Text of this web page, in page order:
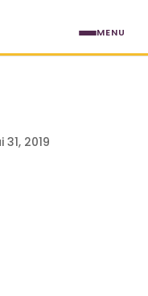
31, 2019
MENU